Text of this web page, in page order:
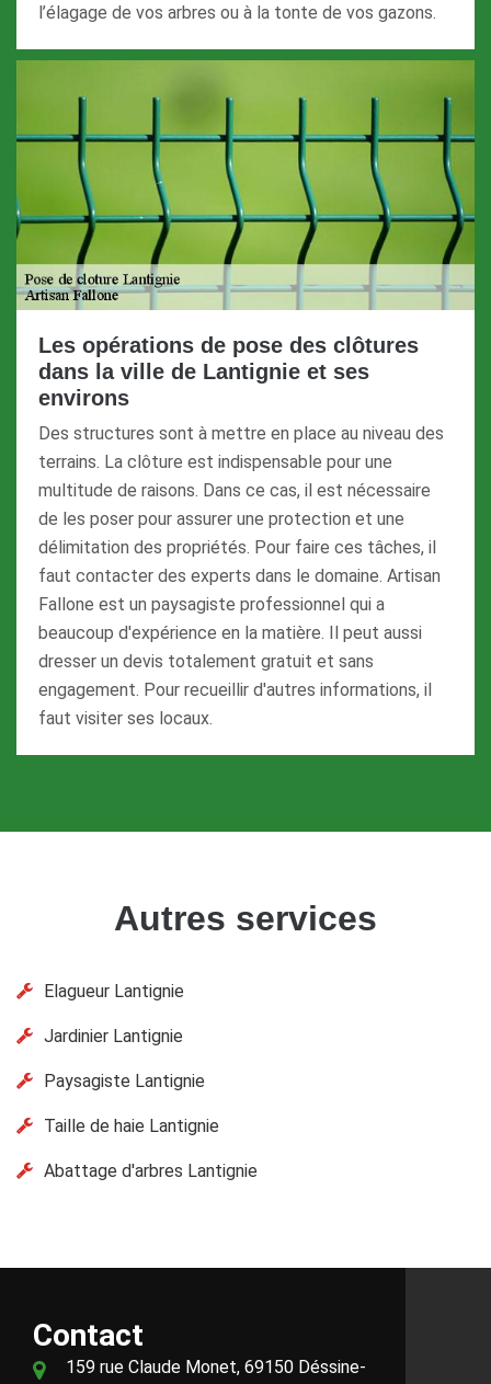
l’élagage de vos arbres ou à la tonte de vos gazons.
Les opérations de pose des clôtures
dans la ville de Lantignie et ses
environs
Des structures sont à mettre en place au niveau des
terrains. La clôture est indispensable pour une
multitude de raisons. Dans ce cas, il est nécessaire
de les poser pour assurer une protection et une
délimitation des propriétés. Pour faire ces tâches, il
faut contacter des experts dans le domaine. Artisan
Fallone est un paysagiste professionnel qui a
beaucoup d'expérience en la matière. Il peut aussi
dresser un devis totalement gratuit et sans
engagement. Pour recueillir d'autres informations, il
faut visiter ses locaux.
Autres services
Elagueur Lantignie
Jardinier Lantignie
Paysagiste Lantignie
Taille de haie Lantignie
Abattage d'arbres Lantignie
Contact
159 rue Claude Monet, 69150 Déssine-